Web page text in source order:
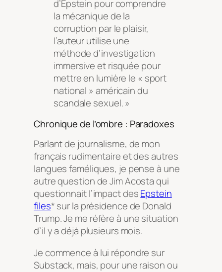
d’Epstein pour comprendre
la mécanique de la
corruption par le plaisir,
l’auteur utilise une
méthode d’investigation
immersive et risquée pour
mettre en lumière le « sport
national » américain du
scandale sexuel. »
Chronique de l’ombre : Paradoxes
Parlant de journalisme, de mon
français rudimentaire et des autres
langues faméliques, je pense à une
autre question de Jim Acosta qui
questionnait l’impact desEpstein
files* sur la présidence de Donald
Trump. Je me réfère à une situation
d’il y a déjà plusieurs mois.
Je commence à lui répondre sur
Substack, mais, pour une raison ou